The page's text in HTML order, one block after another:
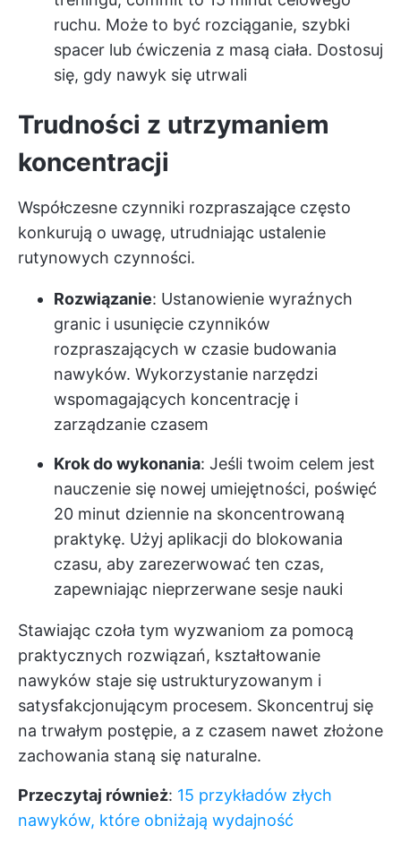
ruchu. Może to być rozciąganie, szybki
spacer lub ćwiczenia z masą ciała. Dostosuj
się, gdy nawyk się utrwali
Trudności z utrzymaniem
koncentracji
Współczesne czynniki rozpraszające często
konkurują o uwagę, utrudniając ustalenie
rutynowych czynności.
Rozwiązanie: Ustanowienie wyraźnych
granic i usunięcie czynników
rozpraszających w czasie budowania
nawyków. Wykorzystanie narzędzi
wspomagających koncentrację i
zarządzanie czasem
Krok do wykonania: Jeśli twoim celem jest
nauczenie się nowej umiejętności, poświęć
20 minut dziennie na skoncentrowaną
praktykę. Użyj aplikacji do blokowania
czasu, aby zarezerwować ten czas,
zapewniając nieprzerwane sesje nauki
Stawiając czoła tym wyzwaniom za pomocą
praktycznych rozwiązań, kształtowanie
nawyków staje się ustrukturyzowanym i
satysfakcjonującym procesem. Skoncentruj się
na trwałym postępie, a z czasem nawet złożone
zachowania staną się naturalne.
Przeczytaj również: 15 przykładów złych
nawyków, które obniżają wydajność